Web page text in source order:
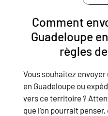
Comment
Guadeloupe
règles
Vous souhaitez
en Guadeloupe ou
vers ce territoire ?
que l’on pourrait